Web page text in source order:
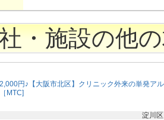
・施設の他
円♪【大阪市北区】クリニック外来の単発ア
MTC]
淀川